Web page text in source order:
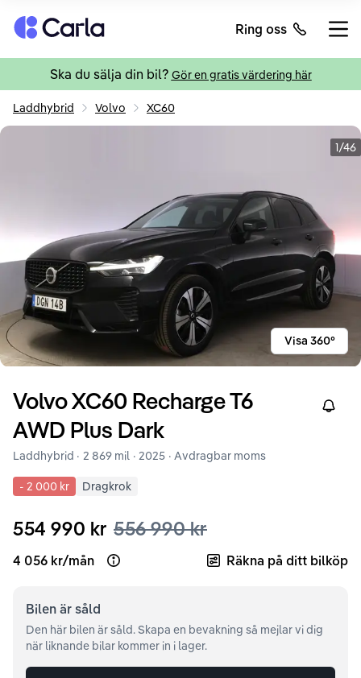
Tillbaka till startsidan Ring oss
Ska du sälja din bil? Gör en gratis värdering här
Laddhybrid Volvo XC60
1/46
Visa 360°
VolvoXC60 Recharge T6
AWD Plus Dark
Right
Laddhybrid · 2 869 mil · 2025 · Avdragbar moms
- 2 000 kr Dragkrok
554 990 kr 556 990 kr
4 056 kr/mån Open loan example Räkna på ditt bilköp
Bilen är såld
Den här bilen är såld. Skapa en bevakning så mejlar vi dig
när liknande bilar kommer in i lager.